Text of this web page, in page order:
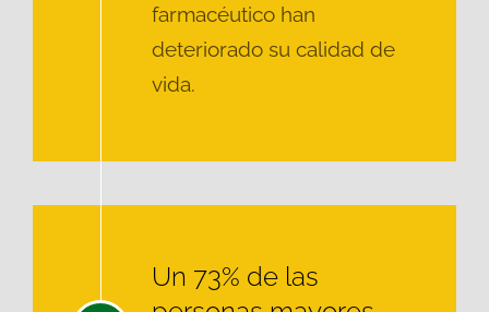
farmacéutico han
deteriorado su calidad de
vida.
Un 73% de las